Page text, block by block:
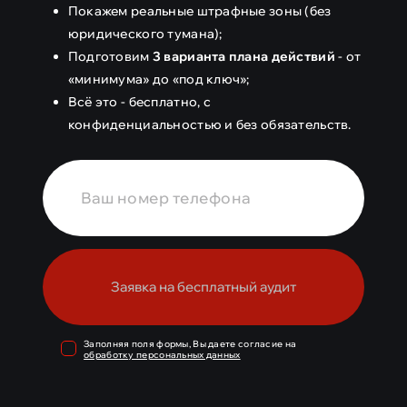
1.500.000 ₽ - 2.000.000 ₽-
Повторная утечка
спецкатегорий/биометрии
после наказания(КоАП РФ ст.
13.11 ч. 18)
Физические лица
10.000 ₽ - 15.000 ₽- Обработка
ПДн в случаях, не
предусмотренных законом /
РФ ст. 13.11 ч. 1)
15.000 ₽ - 30.000 ₽- Повторное
нарушение ч. 1(КоАП РФ ст. 13.11
Покажем реальные штрафные зоны (без
юридического тумана);
Подготовим 3 варианта плана действий - от
«минимума» до «под ключ»;
Всё это - бесплатно, с
конфиденциальностью и без обязательств.
Заявка на бесплатный аудит
Заполняя поля формы, Вы даете согласие на
обработку персональных данных